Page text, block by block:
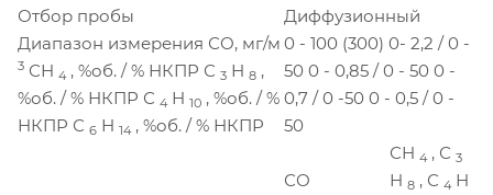
Отбор пробы
Диффузионный
Диапазон измерения СО, мг/м
3 СН 4 , %об. / % НКПР С 3 Н 8 ,
%об. / % НКПР С 4 Н 10 , %об. / %
НКПР С 6 Н 14 , %об. / % НКПР
0 - 100 (300) 0- 2,2 / 0 -
50 0 - 0,85 / 0 - 50 0 -
0,7 / 0 -50 0 - 0,5 / 0 -
50
СО
СН 4 , С 3
Н 8 , С 4 Н